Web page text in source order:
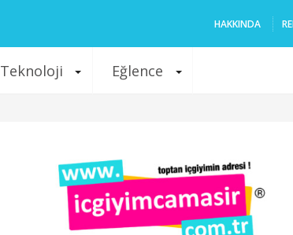
HAKKINDA
Teknoloji Eğlence